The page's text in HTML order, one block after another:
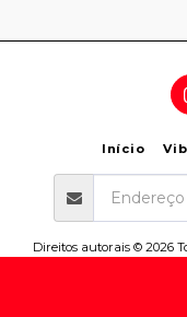
Início
Direitos autorais © 2026